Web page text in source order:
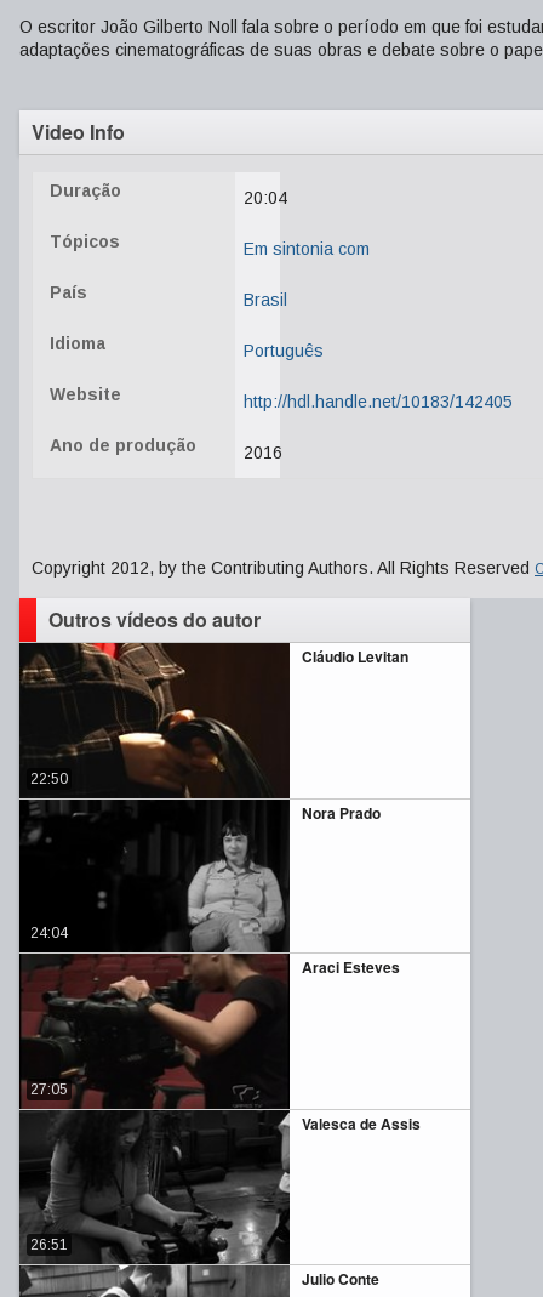
O escritor João Gilberto Noll fala sobre o período em que foi
adaptações cinematográficas de suas obras e debate sobre o
Video Info
Duração 20:04
Tópicos Em sintonia com
País Brasil
Idioma Português
Website http://hdl.handle.net/10183/142405
Ano de produção 2016
Copyright 2012, by the Contributing Authors. All Rights Reserved
Outros vídeos do autor
Cláudio Levitan
22:50
Nora Prado
24:04
Araci Esteves
27:05
Valesca de Assis
26:51
Julio Conte